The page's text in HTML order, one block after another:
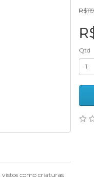
vistos como criaturas
Qtd